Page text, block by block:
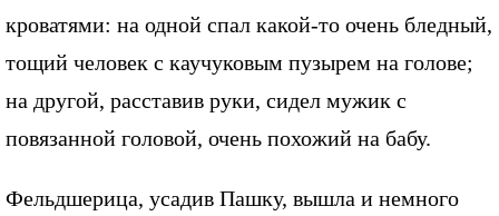
кроватями: на одной спал какой-то очень бледный,
тощий человек с каучуковым пузырем на голове;
на другой, расставив руки, сидел мужик с
повязанной головой, очень похожий на бабу.
Фельдшерица, усадив Пашку, вышла и немного